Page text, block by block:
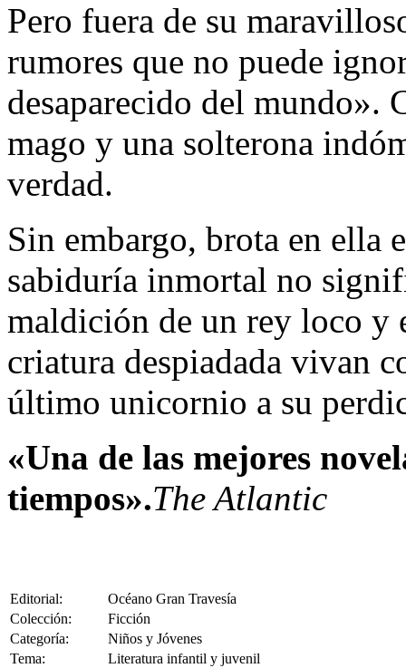
Pero fuera de su
rumores que no puede
desaparecido del mundo».
mago y una solterona
verdad.
Sin embargo, brota en ella
sabiduría inmortal no
maldición de un rey loco y
criatura despiadada vivan
último unicornio a su
«Una de las mejores
tiempos».The Atlantic
Editorial:
Océano Gran Travesía
Colección:
Ficción
Categoría:
Niños y Jóvenes
Tema:
Literatura infantil y juvenil